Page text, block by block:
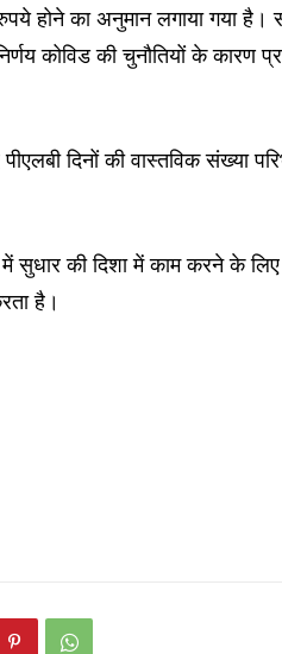
रुपये होने का अनुमान लगाया गया
कोविड की चुनौतियों के कारण
दिनों की वास्तविक संख्या
सुधार की दिशा में काम करने के
है।